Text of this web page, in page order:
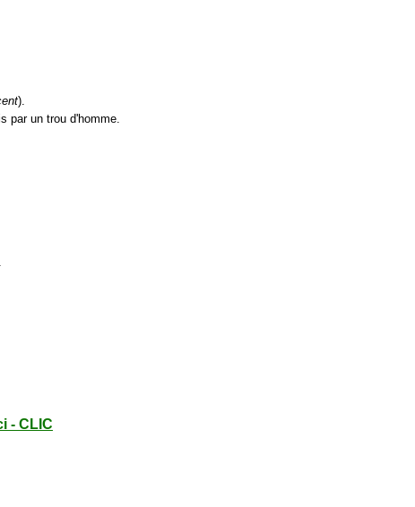
).
par un trou d'homme.
- CLIC